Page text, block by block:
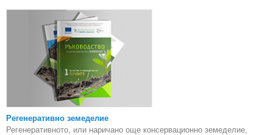
Регенеративно земеделие
Регенеративното, или наричано още консервационно земеделие,